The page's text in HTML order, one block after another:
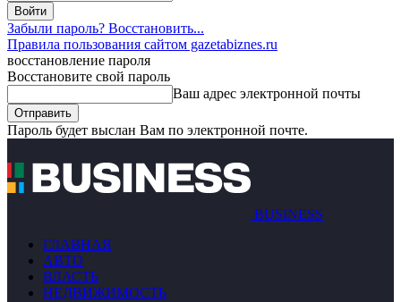
Забыли пароль? Восстановить...
Правила пользования сайтом gazetabiznes.ru
восстановление пароля
Восстановите свой пароль
Ваш адрес электронной почты
Пароль будет выслан Вам по электронной почте.
BUSINESS
ГЛАВНАЯ
АВТО
ВЛАСТЬ
НЕДВИЖИМОСТЬ